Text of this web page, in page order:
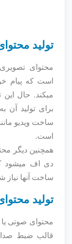
تولید
محتوای
است که پیام
میکند. حال این
برای تولید
ساخت ویدیو
است.
همچنین دیگر
دی اف میشود
ساخت آنها نیاز
تولید
محتوای صوتی
قالب ضبط صدا